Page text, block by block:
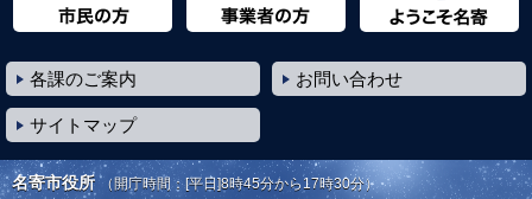
各課のご案内 お問い合わせ
サイトマップ
名寄市役所 （開庁時間：[平日]8時45分から17時30分）